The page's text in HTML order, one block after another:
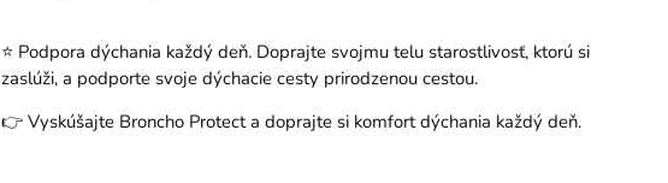
⭐ Podpora dýchania každý deň. Doprajte svojmu telu starostlivosť, ktorú si
zaslúži, a podporte svoje dýchacie cesty prirodzenou cestou.
👉 Vyskúšajte Broncho Protect a doprajte si komfort dýchania každý deň.